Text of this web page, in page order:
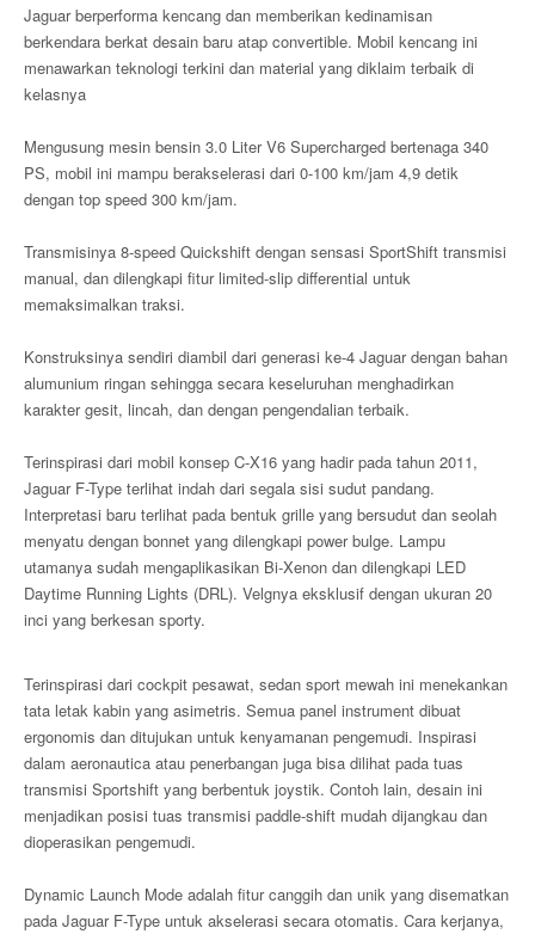
Jaguar berperforma kencang dan memberikan kedinamisan
berkendara berkat desain baru atap convertible. Mobil kencang ini
menawarkan teknologi terkini dan material yang diklaim terbaik di
kelasnya
Mengusung mesin bensin 3.0 Liter V6 Supercharged bertenaga 340
PS, mobil ini mampu berakselerasi dari 0-100 km/jam 4,9 detik
dengan top speed 300 km/jam.
Transmisinya 8-speed Quickshift dengan sensasi SportShift transmisi
manual, dan dilengkapi fitur limited-slip differential untuk
memaksimalkan traksi.
Konstruksinya sendiri diambil dari generasi ke-4 Jaguar dengan bahan
alumunium ringan sehingga secara keseluruhan menghadirkan
karakter gesit, lincah, dan dengan pengendalian terbaik.
Terinspirasi dari mobil konsep C-X16 yang hadir pada tahun 2011,
Jaguar F-Type terlihat indah dari segala sisi sudut pandang.
Interpretasi baru terlihat pada bentuk grille yang bersudut dan seolah
menyatu dengan bonnet yang dilengkapi power bulge. Lampu
utamanya sudah mengaplikasikan Bi-Xenon dan dilengkapi LED
Daytime Running Lights (DRL). Velgnya eksklusif dengan ukuran 20
inci yang berkesan sporty.
Terinspirasi dari cockpit pesawat, sedan sport mewah ini menekankan
tata letak kabin yang asimetris. Semua panel instrument dibuat
ergonomis dan ditujukan untuk kenyamanan pengemudi. Inspirasi
dalam aeronautica atau penerbangan juga bisa dilihat pada tuas
transmisi Sportshift yang berbentuk joystik. Contoh lain, desain ini
menjadikan posisi tuas transmisi paddle-shift mudah dijangkau dan
dioperasikan pengemudi.
Dynamic Launch Mode adalah fitur canggih dan unik yang disematkan
pada Jaguar F-Type untuk akselerasi secara otomatis. Cara kerjanya,